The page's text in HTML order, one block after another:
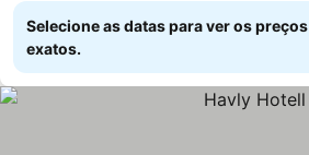
Selecione as datas para ver os preços
exatos.